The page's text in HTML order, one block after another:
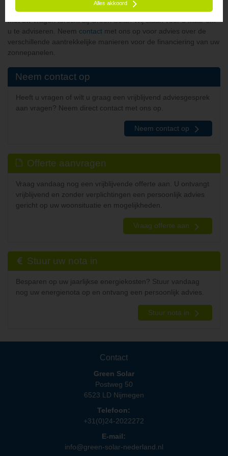
vorm van financiering in uw situatie het verstandigst is? U kunt
met uw vragen terecht bij Green Solar. Wij staan voor u klaar om
u te adviseren. Neem contact met ons op voor advies over de
verschillende aantrekkelijke manieren voor de financiering van uw
zonnepanelen.
Neem contact op
Heeft u vragen of wilt u graag een vrijblijvend adviesgesprek
aan vragen? Neem direct contact met ons op.
Neem contact op
Offerte aanvragen
Vraag vandaag nog een vrijblijvende offerte aan. U ontvangt
vrijblijvend en zonder verplichtingen een persoonlijk advies
gericht op uw woonsituatie en mogelijkheden.
Vraag offerte aan
Stuur uw nota in
Besparen op uw jaarlijkse energiekosten? Stuur vandaag
nog uw energienota op en ontvang een persoonlijk advies.
Stuur nota in
Contact
Green Solar
Postweg 50
6523 LD Nijmegen
Telefoon:
+31(0)24-2022272
E-mail:
info@green-solar-nederland.nl
Alles akkoord